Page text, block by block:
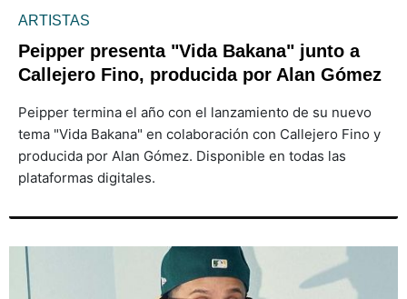
ARTISTAS
Peipper presenta "Vida Bakana" junto a
Callejero Fino, producida por Alan Gómez
Peipper termina el año con el lanzamiento de su nuevo
tema "Vida Bakana" en colaboración con Callejero Fino y
producida por Alan Gómez. Disponible en todas las
plataformas digitales.